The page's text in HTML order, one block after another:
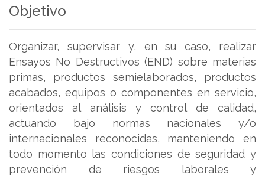
Objetivo
Organizar, supervisar y, en su caso, realizar
Ensayos No Destructivos (END) sobre materias
primas, productos semielaborados, productos
acabados, equipos o componentes en servicio,
orientados al análisis y control de calidad,
actuando bajo normas nacionales y/o
internacionales reconocidas, manteniendo en
todo momento las condiciones de seguridad y
prevención de riesgos laborales y